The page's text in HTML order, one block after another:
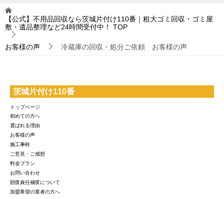
【公式】不用品回収なら茨城片付け110番｜粗大ゴミ回収・ゴミ屋
敷・遺品整理など24時間受付中！
TOP
お客様の声 冷蔵庫の回収・処分ご依頼 お客様の声
茨城片付け110番
トップページ
初めての方へ
選ばれる理由
お客様の声
施工事例
ご意見・ご感想
料金プラン
お問い合わせ
賠償責任補償について
加盟希望の業者の方へ